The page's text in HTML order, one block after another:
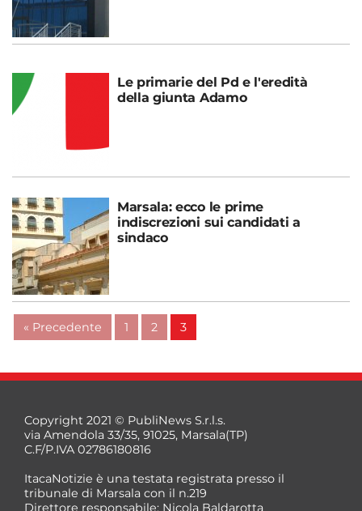
Le primarie del Pd e l'eredità
della giunta Adamo
Marsala: ecco le prime
indiscrezioni sui candidati a
sindaco
« Precedente 1 2 3
Copyright 2021 © PubliNews S.r.l.s.
via Amendola 33/35, 91025, Marsala(TP)
C.F/P.IVA 02786180816
ItacaNotizie è una testata registrata presso il
tribunale di Marsala con il n.219
Direttore responsabile: Nicola Baldarotta